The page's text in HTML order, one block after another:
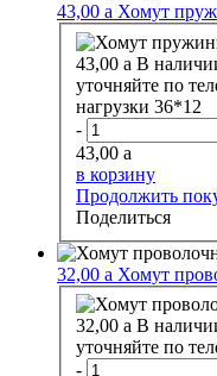
43,00 a Хомут
43,00 a В
уточняйте по
нагрузки 36*12
-
43,00 a
в корзину
Продолжить
Поделиться
32,00 a Хомут
32,00 a В
уточняйте по
-